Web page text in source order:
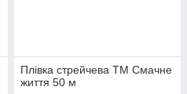
Плівка стрейчева ТМ Смачне
життя 50 м